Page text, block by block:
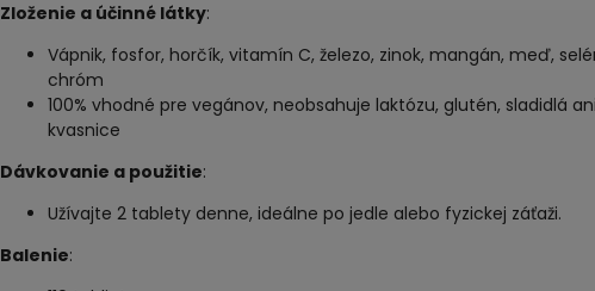
Zloženie a účinné látky:
Vápnik, fosfor, horčík, vitamín C, železo, zinok, mangán, meď,
chróm
100% vhodné pre vegánov, neobsahuje laktózu, glutén, sladidlá ani
kvasnice
Dávkovanie a použitie:
Užívajte 2 tablety denne, ideálne po jedle alebo fyzickej záťaži.
Balenie: